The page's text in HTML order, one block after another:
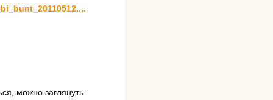
можно заглянуть